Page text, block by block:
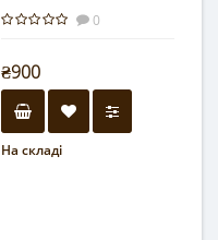
0
₴900
На складі